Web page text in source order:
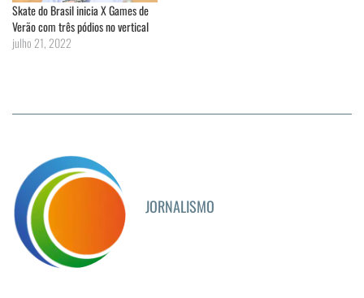
Skate do Brasil inicia X Games de
Verão com três pódios no vertical
julho 21, 2022
JORNALISMO